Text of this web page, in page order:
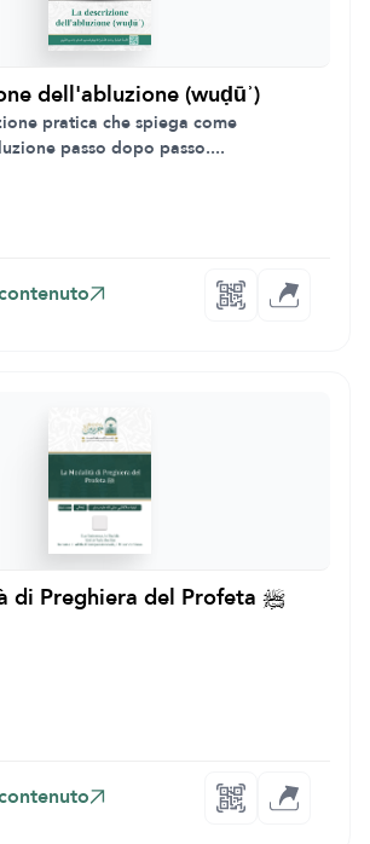
dell'abluzione (wuḍūʾ)
pratica che spiega come
passo dopo passo....
La Modalità di Preghiera del Profeta ﷺ